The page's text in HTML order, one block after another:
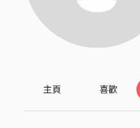
主頁 喜歡